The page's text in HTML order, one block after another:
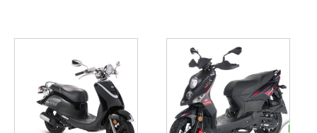
product
heeft
meerdere
variaties.